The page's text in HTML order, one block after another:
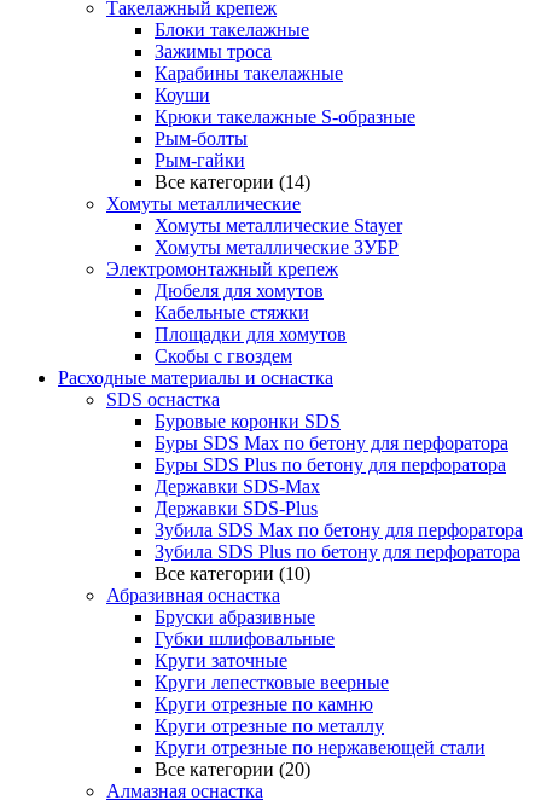
Такелажный крепеж
Блоки такелажные
Зажимы троса
Карабины такелажные
Коуши
Крюки такелажные S-образные
Рым-болты
Рым-гайки
Все категории (14)
Хомуты металлические
Хомуты металлические Stayer
Хомуты металлические ЗУБР
Электромонтажный крепеж
Дюбеля для хомутов
Кабельные стяжки
Площадки для хомутов
Скобы с гвоздем
Расходные материалы и оснастка
SDS оснастка
Буровые коронки SDS
Буры SDS Max по бетону для перфоратора
Буры SDS Plus по бетону для перфоратора
Державки SDS-Max
Державки SDS-Plus
Зубила SDS Mах по бетону для перфоратора
Зубила SDS Plus по бетону для перфоратора
Все категории (10)
Абразивная оснастка
Бруски абразивные
Губки шлифовальные
Круги заточные
Круги лепестковые веерные
Круги отрезные по камню
Круги отрезные по металлу
Круги отрезные по нержавеющей стали
Все категории (20)
Алмазная оснастка